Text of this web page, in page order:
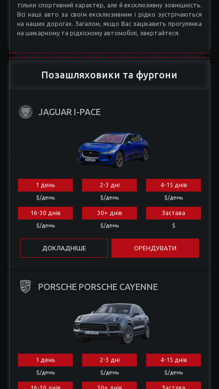
тільки спортивний характер, але й ексклюзивну зовнішність.
Всі наші авто за своїм ексклюзивним і рідко зустрічаються
на наших дорогах. Загалом, якщо Вас зацікавить прогулянка
на шикарному та рідкісному автомобілі, звертайтеся.
Позашляховики та фургони
JAGUAR I-PACE
1 день
$/день
2-3 дні
$/день
4-15 днів
$/день
16-30 днів
$/день
30+ днів
$/день
Застава
$
ДОКЛАДНІШЕ ОРЕНДУВАТИ
PORSCHE PORSCHE CAYENNE
1 день
$/день
2-3 дні
$/день
4-15 днів
$/день